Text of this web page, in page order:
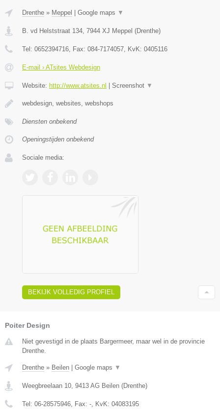
Drenthe » Meppel Google maps ▼
B. vd Helststraat 134 7944 XJ Meppel (Drenthe)
Tel: 0652394716 , Fax: 084-7174057 , KvK: 0405116
E-mail › ATsites Webdesign
Website: http://www.atsites.nl Screenshot ▼
webdesign, websites, webshops
Diensten onbekend
Openingstijden onbekend
Sociale media:
BEKIJK VOLLEDIG PROFIEL
Poiter Design
Niet gevestigd in de plaats Bargermeer, maar wel in de provincie
Drenthe.
Drenthe » Beilen | Google maps ▼
Weegbreelaan 10 9413 AG Beilen (Drenthe)
Tel: 06-28575946 , Fax: - , KvK: 04083195